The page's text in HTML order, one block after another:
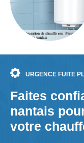
URGENCE FUITE
Faites
nantais
votre